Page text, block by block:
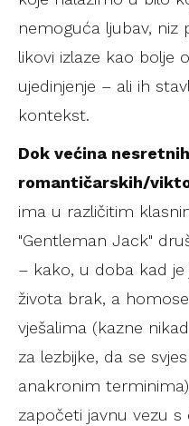
nemoguća ljubav, niz
likovi izlaze kao bolje
ujedinjenje – ali ih
kontekst.
Dok većina nesretnih
romantičarskih/
ima u različitim
"Gentleman Jack"
– kako, u doba kad
života brak, a
vješalima (kazne
za lezbijke, da se
anakronim
započeti javnu vezu